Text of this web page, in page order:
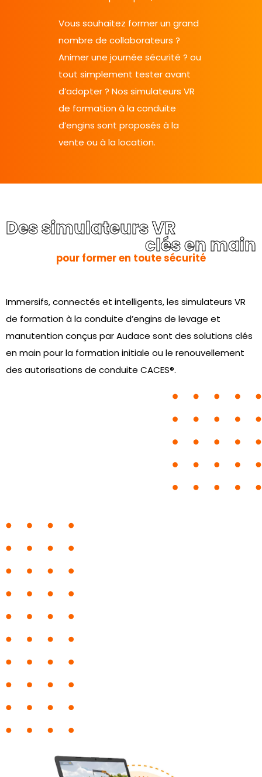
Vous souhaitez former un grand
nombre de collaborateurs ?
Animer une journée sécurité ? ou
tout simplement tester avant
d’adopter ? Nos simulateurs VR
de formation à la conduite
d’engins sont proposés à la
vente ou à la location.
Des simulateurs VR
clés en main
pour former en toute sécurité
Immersifs, connectés et intelligents, les simulateurs VR
de formation à la conduite d’engins de levage et
manutention conçus par Audace sont des solutions clés
en main pour la formation initiale ou le renouvellement
des autorisations de conduite CACES®.